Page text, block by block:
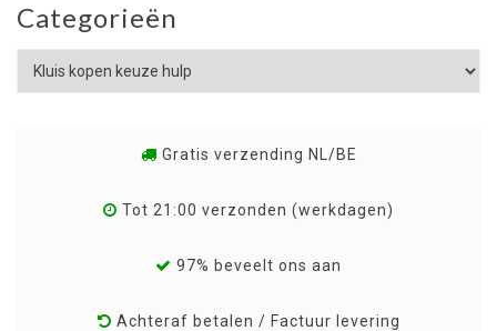
Categorieën
Gratis verzending NL/BE
Tot 21:00 verzonden (werkdagen)
97% beveelt ons aan
Achteraf betalen / Factuur levering